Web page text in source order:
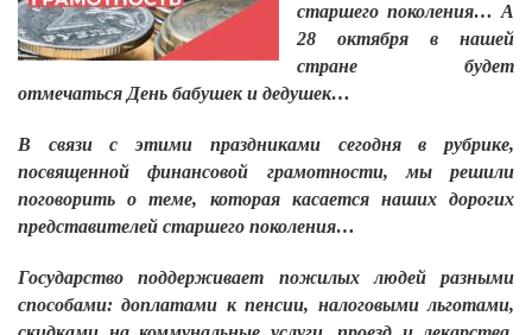
старшего поколения… А
28 октября в нашей
стране будет
отмечаться День бабушек и дедушек…
В связи с этими праздниками сегодня в рубрике,
посвященной финансовой грамотности, мы решили
поговорить о теме, которая касается наших дорогих
представителей старшего поколения…
Государство поддерживает пожилых людей разными
способами: доплатами к пенсии, налоговыми льготами,